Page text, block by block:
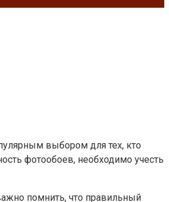
выбором для тех, кто
фотообоев, необходимо учесть
помнить, что правильный